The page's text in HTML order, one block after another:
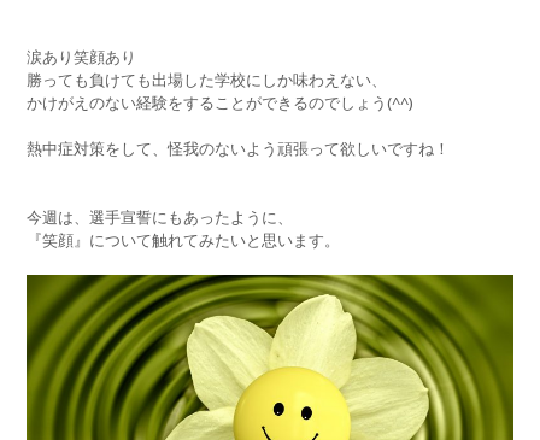
涙あり笑顔あり
勝っても負けても出場した学校にしか味わえない、
かけがえのない経験をすることができるのでしょう(^^)
熱中症対策をして、怪我のないよう頑張って欲しいですね！
今週は、選手宣誓にもあったように、
『笑顔』について触れてみたいと思います。